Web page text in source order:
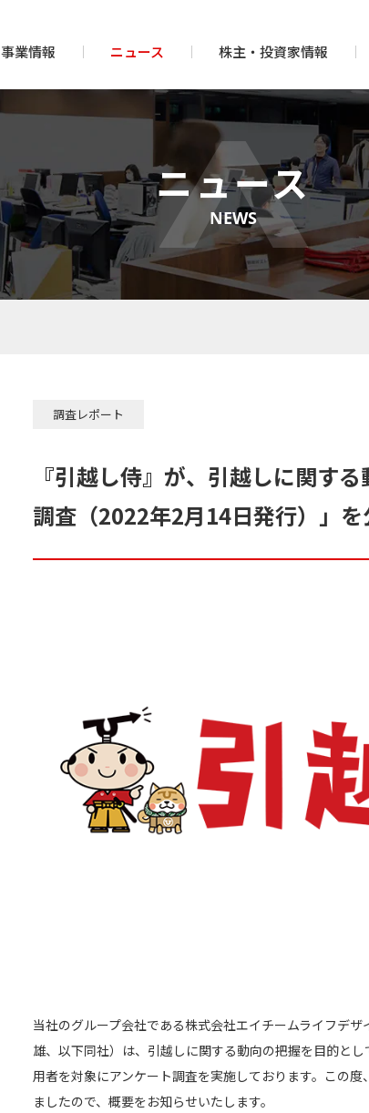
事業情報 ニュース 株主・投資家情報
ニュース
NEWS
調査レポート
『引越し侍』が、引越しに関す
調査（2022年2月14日発行）」を
当社のグループ会社である株式会社エイチームライフデ
雄、以下同社）は、引越しに関する動向の把握を目的と
用者を対象にアンケート調査を実施しております。この
ましたので、概要をお知らせいたします。